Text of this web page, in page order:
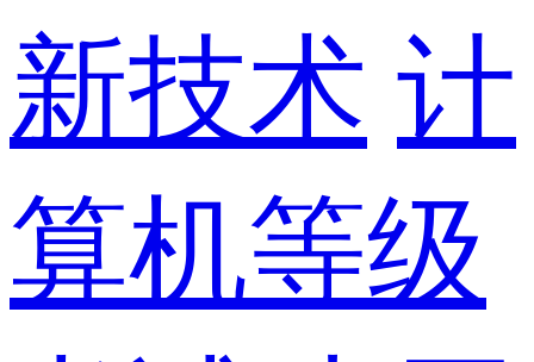
新技术 计
算机等级